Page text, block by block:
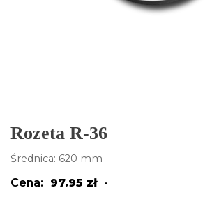
Rozeta R-36
Średnica: 620 mm
Cena: 97.95 zł -